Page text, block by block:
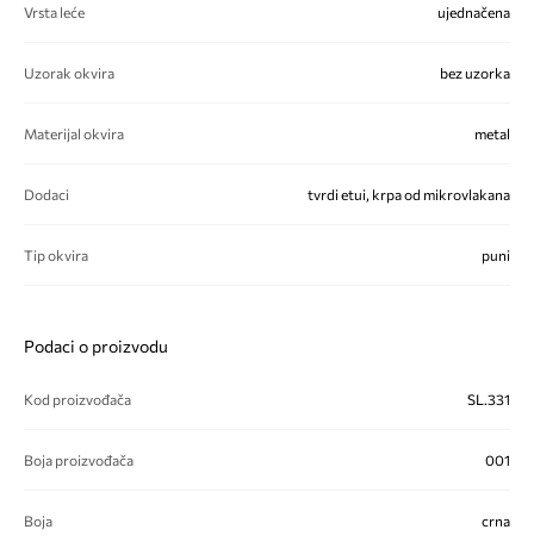
Vrsta leće ujednačena
Uzorak okvira bez uzorka
Materijal okvira metal
Dodaci tvrdi etui, krpa od mikrovlakana
Tip okvira puni
Podaci o proizvodu
Kod proizvođača SL.331
Boja proizvođača 001
Boja crna